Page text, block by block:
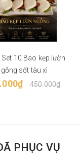
10 Bao kẹp lườn
sốt tàu xì
450.000₫
PHỤC VỤ